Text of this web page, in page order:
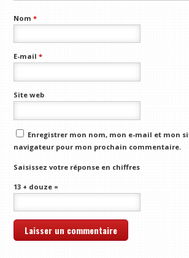
Nom*
E-mail*
Site web
Enregistrer mon nom, mon e-mail et mon
navigateur pour mon prochain commentaire.
Saisissez votre réponse en chiffres
13 + douze =